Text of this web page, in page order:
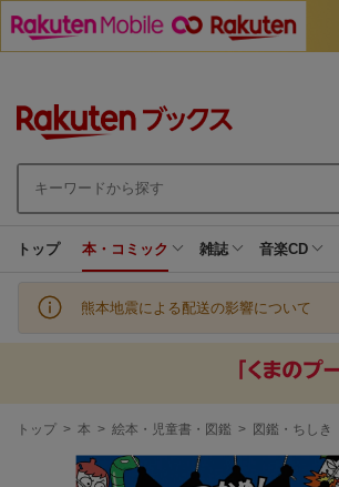
トップ 本・コミック 雑誌 音楽CD
熊本地震による配送の影響について
現
トップ > 本 > 絵本・児童書・図鑑 > 図鑑・ちしき